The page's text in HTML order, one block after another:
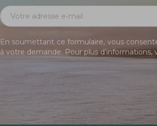
En soumettant ce formulaire, vous
à votre demande. Pour plus